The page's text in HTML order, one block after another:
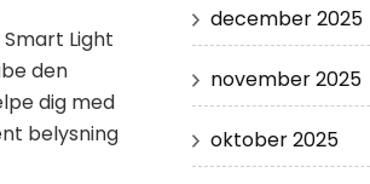
Light
den
dig med
belysning
december 2025
november 2025
oktober 2025